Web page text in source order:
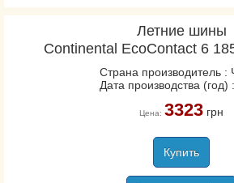
Летние шины
Continental EcoContact 6
Страна производитель :
Дата производства (год)
Цена: 3323грн
Купить